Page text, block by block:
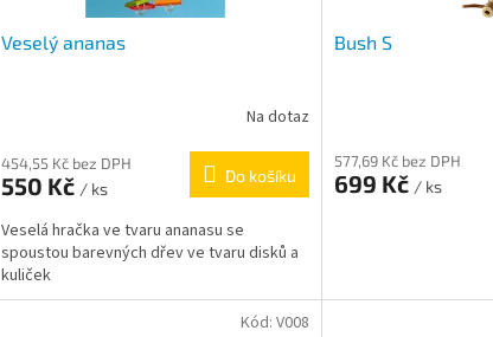
Veselý ananas
Na dotaz
454,55 Kč bez DPH
550 Kč / ks
Do košíku
Veselá hračka ve tvaru ananasu se
spoustou barevných dřev ve tvaru disků a
kuliček
Bush S
577,69 Kč bez DPH
699 Kč / ks
Kód: V008